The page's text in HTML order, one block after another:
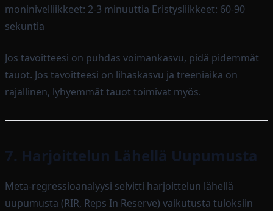
moninivelliikkeet: 2-3 minuuttia Eristysliikkeet: 60-90
sekuntia
Jos tavoitteesi on puhdas voimankasvu, pidä pidemmät
tauot. Jos tavoitteesi on lihaskasvu ja treeniaika on
rajallinen, lyhyemmät tauot toimivat myös.
7. Harjoittelun Lähellä Uupumusta
Meta-regressioanalyysi selvitti harjoittelun lähellä
uupumusta (RIR, Reps In Reserve) vaikutusta tuloksiin